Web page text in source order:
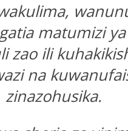
matumizi
zao ili
na
zinazohusika.